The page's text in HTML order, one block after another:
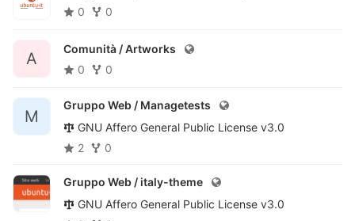
0
0
A
Comunità /Artworks
0
0
M
Gruppo Web / Managetests
GNU Affero General Public License v3.0
2
0
Gruppo Web / italy-theme
GNU Affero General Public License v3.0